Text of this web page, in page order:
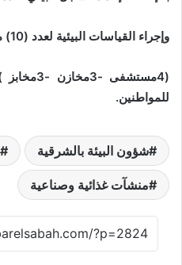
وإجراء القياسات البيئية لعدد (10) منشآت،
للمواطنين.
شؤون البيئة بالشرقية
منشآت غذائية وصناعية